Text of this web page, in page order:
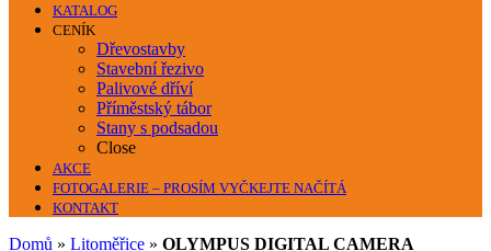
KATALOG
CENÍK
Dřevostavby
Stavební řezivo
Palivové dříví
Příměstský tábor
Stany s podsadou
Close
AKCE
FOTOGALERIE – PROSÍM VYČKEJTE NAČÍTÁ
KONTAKT
Domů » Litoměřice » OLYMPUS DIGITAL CAMERA